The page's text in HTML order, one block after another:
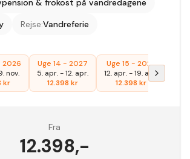
& frokost på vandredagene
Rejse:Vandreferie
2026
nov.
kr
Uge 14 - 2027
5. apr.-12. apr.
12.398 kr
Uge 15 - 2027
12. apr.-19. apr.
12.398 kr
Fra
12.398,-